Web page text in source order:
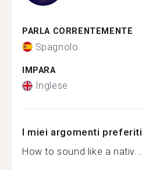
PARLA CORRENTEMENTE
Spagnolo
IMPARA
Inglese
I miei argomenti preferiti
How to sound like a nativ...